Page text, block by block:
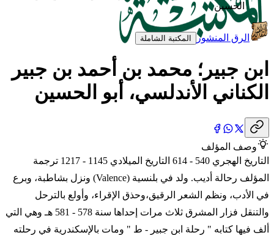
الحسين
الرق المنشور المكتبة الشاملة
ابن جبير؛ محمد بن أحمد بن جبير
الكناني الأندلسي، أبو الحسين
وصف المؤلف
التاريخ الهجري 540 - 614 التاريخ الميلادي 1145 - 1217 ترجمة
المؤلف رحالة أديب. ولد في بلنسية (Valence) ونزل بشاطبة، وبرع
في الأدب، ونظم الشعر الرقيق،وحذق الإقراء، وأولع بالترحل
والتنقل فزار المشرق ثلاث مرات إحداها سنة 578 - 581 هـ وهي التي
ألف فيها كتابه " رحلة ابن جبير - ط " ومات بالإسكندرية في رحلته